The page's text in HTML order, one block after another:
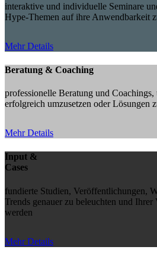
interaktive und individuelle Seminare
Hype-Themen auf ihre Anwendbarkeit
Mehr Details
Beratung & Coaching
professionelle Beratung und
erfolgreich umzusetzen oder Lösungen
Mehr Details
Input &
Cases
fundierte Studien, Veröffentlichungen,
Trends genauer zu beleuchten und
werden
Mehr Details